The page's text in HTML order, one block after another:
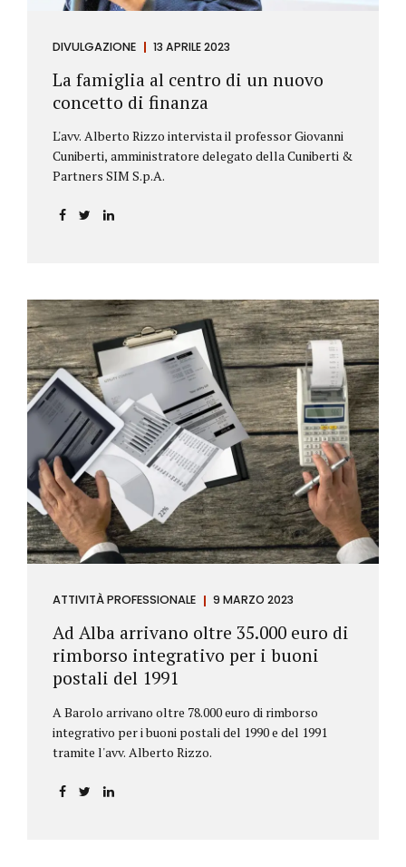
DIVULGAZIONE 13 APRILE 2023
La famiglia al centro di un nuovo
concetto di finanza
L'avv. Alberto Rizzo intervista il professor Giovanni
Cuniberti, amministratore delegato della Cuniberti &
Partners SIM S.p.A.
ATTIVITÀ PROFESSIONALE 9 MARZO 2023
Ad Alba arrivano oltre 35.000 euro di
rimborso integrativo per i buoni
postali del 1991
A Barolo arrivano oltre 78.000 euro di rimborso
integrativo per i buoni postali del 1990 e del 1991
tramite l'avv. Alberto Rizzo.